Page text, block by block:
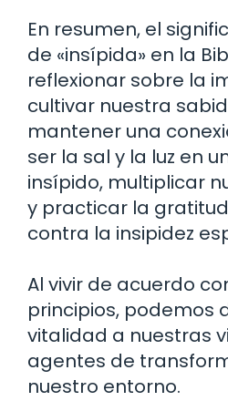
En resumen, el
de «insípida» en la
reflexionar sobre la
cultivar nuestra
mantener una
ser la sal y la luz en
insípido, multiplicar
y practicar la
contra la insipidez
Al vivir de acuerdo
principios, podemos
vitalidad a nuestras
agentes de
nuestro entorno.